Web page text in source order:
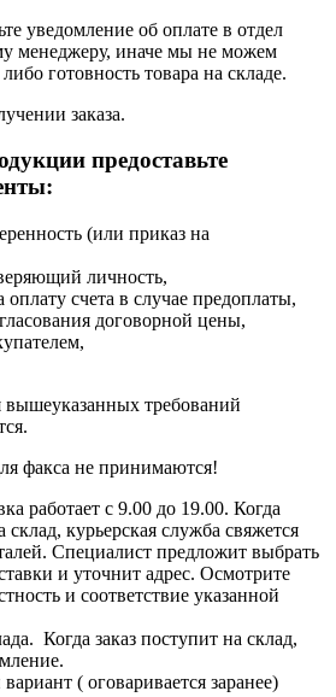
уведомление об оплате в отдел
менеджеру, иначе мы не можем
готовность товара на складе.
заказа.
предоставьте
(или приказ на
личность,
счета в случае предоплаты,
договорной цены,
вышеуказанных требований
факса не принимаются!
работает с 9.00 до 19.00. Когда
склад, курьерская служба свяжется
Специалист предложит выбрать
и уточнит адрес. Осмотрите
и соответствие указанной
Когда заказ поступит на склад,
( оговаривается заранее)